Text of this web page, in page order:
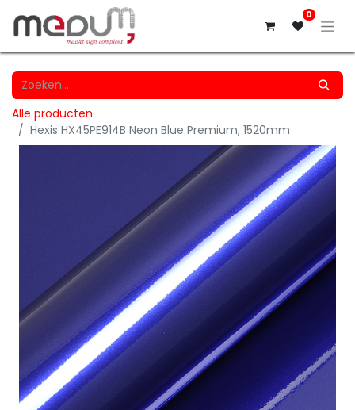
0
Alle producten
Hexis HX45PE914B Neon Blue Premium, 1520mm